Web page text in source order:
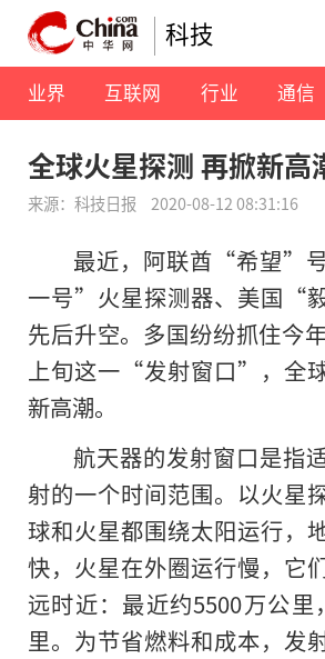
科技
业界 互联网 行业 通信
全球火星探测 再掀新高
来源：科技日报 2020-08-12 08:31:16
最近，阿联酋“希望”
一号”火星探测器、美国“
先后升空。多国纷纷抓住今
上旬这一“发射窗口”，全
新高潮。
航天器的发射窗口是指
射的一个时间范围。以火星
球和火星都围绕太阳运行，
快，火星在外圈运行慢，它
远时近：最近约5500万公里
里。为节省燃料和成本，发